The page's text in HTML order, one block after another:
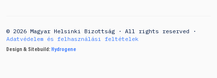
© 2026 Magyar Helsinki Bizottság · All rights reserved ·
Adatvédelem és felhasználási feltételek
Design & Sitebuild: Hydrogene